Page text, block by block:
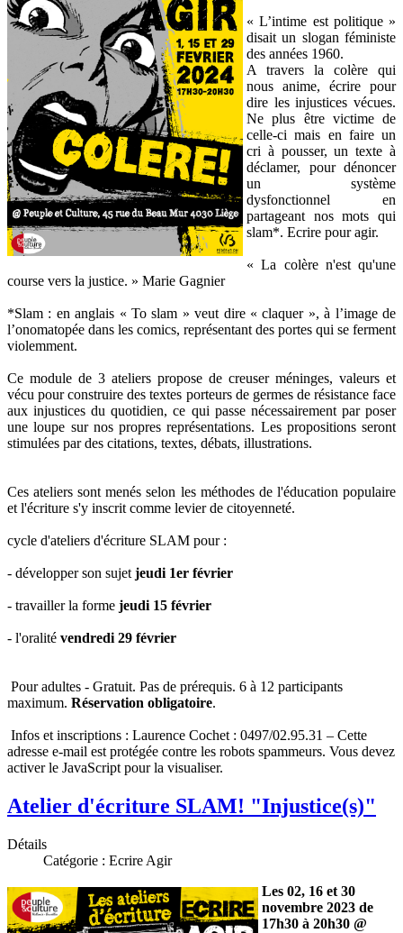
« L’intime est politique »
disait un slogan féministe
des années 1960.
A travers la colère qui
nous anime, écrire pour
dire les injustices vécues.
Ne plus être victime de
celle-ci mais en faire un
cri à pousser, un texte à
déclamer, pour dénoncer
un système
dysfonctionnel en
partageant nos mots qui
slam*. Ecrire pour agir.
« La colère n'est qu'une
course vers la justice. » Marie Gagnier
*Slam : en anglais « To slam » veut dire « claquer », à l’image de
l’onomatopée dans les comics, représentant des portes qui se ferment
violemment.
Ce module de 3 ateliers propose de creuser méninges, valeurs et
vécu pour construire des textes porteurs de germes de résistance face
aux injustices du quotidien, ce qui passe nécessairement par poser
une loupe sur nos propres représentations. Les propositions seront
stimulées par des citations, textes, débats, illustrations.
Ces ateliers sont menés selon les méthodes de l'éducation populaire
et l'écriture s'y inscrit comme levier de citoyenneté.
cycle d'ateliers d'écriture SLAM pour :
- développer son sujet jeudi 1er février
- travailler la forme jeudi 15 février
- l'oralité vendredi 29 février
Pour adultes - Gratuit. Pas de prérequis. 6 à 12 participants
maximum. Réservation obligatoire.
Infos et inscriptions : Laurence Cochet : 0497/02.95.31 – Cette
adresse e-mail est protégée contre les robots spammeurs. Vous devez
activer le JavaScript pour la visualiser.
Atelier d'écriture SLAM! "Injustice(s)"
Détails
Catégorie : Ecrire Agir
Les 02, 16 et 30
novembre 2023 de
17h30 à 20h30 @